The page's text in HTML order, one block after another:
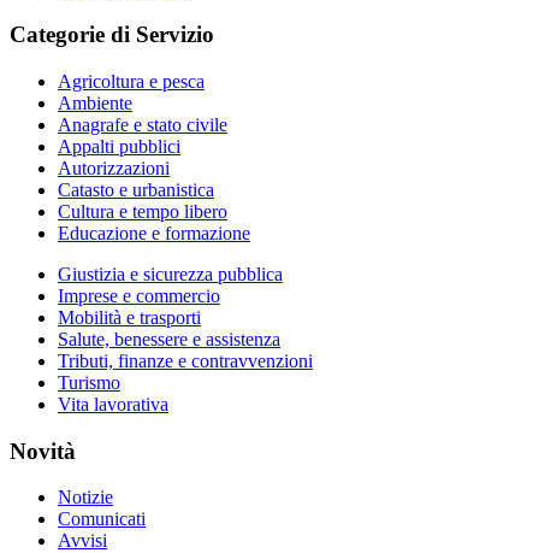
Categorie di Servizio
Agricoltura e pesca
Ambiente
Anagrafe e stato civile
Appalti pubblici
Autorizzazioni
Catasto e urbanistica
Cultura e tempo libero
Educazione e formazione
Giustizia e sicurezza pubblica
Imprese e commercio
Mobilità e trasporti
Salute, benessere e assistenza
Tributi, finanze e contravvenzioni
Turismo
Vita lavorativa
Novità
Notizie
Comunicati
Avvisi